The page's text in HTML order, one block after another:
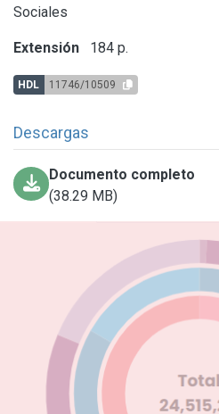
Sociales
Extensión 184 p.
HDL 11746/10509
Descargas
Documento completo
(38.29 MB)